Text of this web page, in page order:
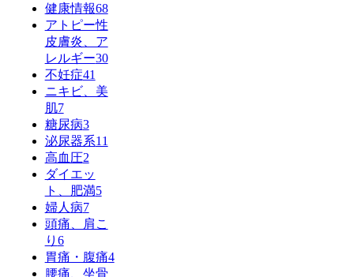
健康情報68
アトピー性
皮膚炎、ア
レルギー30
不妊症41
ニキビ、美
肌7
糖尿病3
泌尿器系11
高血圧2
ダイエッ
ト、肥満5
婦人病7
頭痛、肩こ
り 6
胃痛・腹痛4
腰痛、坐骨